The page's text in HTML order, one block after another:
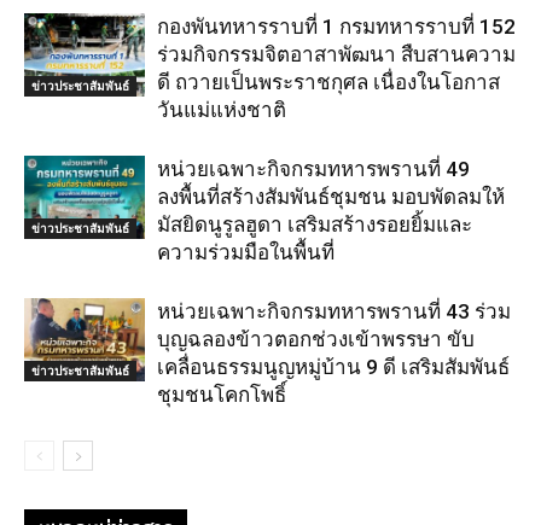
ข่าวประชาสัมพันธ์
กองพันทหารราบที่ 1 กรมทหารราบที่ 152
ร่วมกิจกรรมจิตอาสาพัฒนา สืบสานความ
ดี ถวายเป็นพระราชกุศล เนื่องในโอกาส
วันแม่แห่งชาติ
ข่าวประชาสัมพันธ์
หน่วยเฉพาะกิจกรมทหารพรานที่ 49
ลงพื้นที่สร้างสัมพันธ์ชุมชน มอบพัดลมให้
มัสยิดนูรูลฮูดา เสริมสร้างรอยยิ้มและ
ความร่วมมือในพื้นที่
ข่าวประชาสัมพันธ์
หน่วยเฉพาะกิจกรมทหารพรานที่ 43 ร่วม
บุญฉลองข้าวตอกช่วงเข้าพรรษา ขับ
เคลื่อนธรรมนูญหมู่บ้าน 9 ดี เสริมสัมพันธ์
ชุมชนโคกโพธิ์